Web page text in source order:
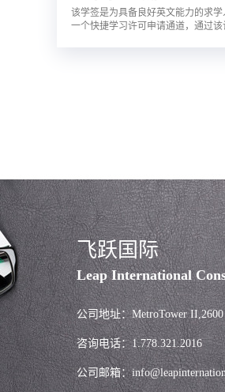
该学签是为具备良好英文能力的求学
一个快捷学习许可申请通道，通过
飞跃国际
Leap International
公司地址：MetroTower II,2600
咨询电话：1.778.321.2016
公司邮箱：